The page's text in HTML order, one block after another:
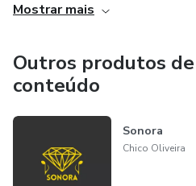
trabalhos com os baianos
apresentações com seu
redutos baianos de música
instrumentistas do cenário
como: Joatan Nascimento,
Fred Dantas,
Mostrar mais
Outros produtos
conteúdo
Sonora
Chico Oliveira